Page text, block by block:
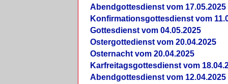
Abendgottesdienst vom 17.05.2025
Konfirmationsgottesdienst vom
Gottesdienst vom 04.05.2025
Ostergottedienst vom 20.04.2025
Osternacht vom 20.04.2025
Karfreitagsgottesdienst vom
Abendgottesdienst vom 12.04.2025